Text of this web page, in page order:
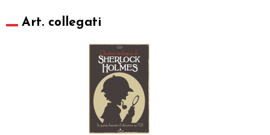
Art. collegati